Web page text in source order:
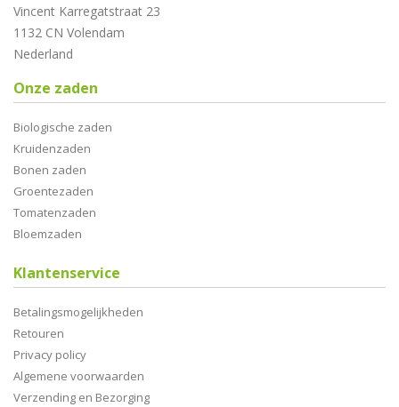
Vincent Karregatstraat 23
1132 CN Volendam
Nederland
Onze zaden
Biologische zaden
Kruidenzaden
Bonen zaden
Groentezaden
Tomatenzaden
Bloemzaden
Klantenservice
Betalingsmogelijkheden
Retouren
Privacy policy
Algemene voorwaarden
Verzending en Bezorging